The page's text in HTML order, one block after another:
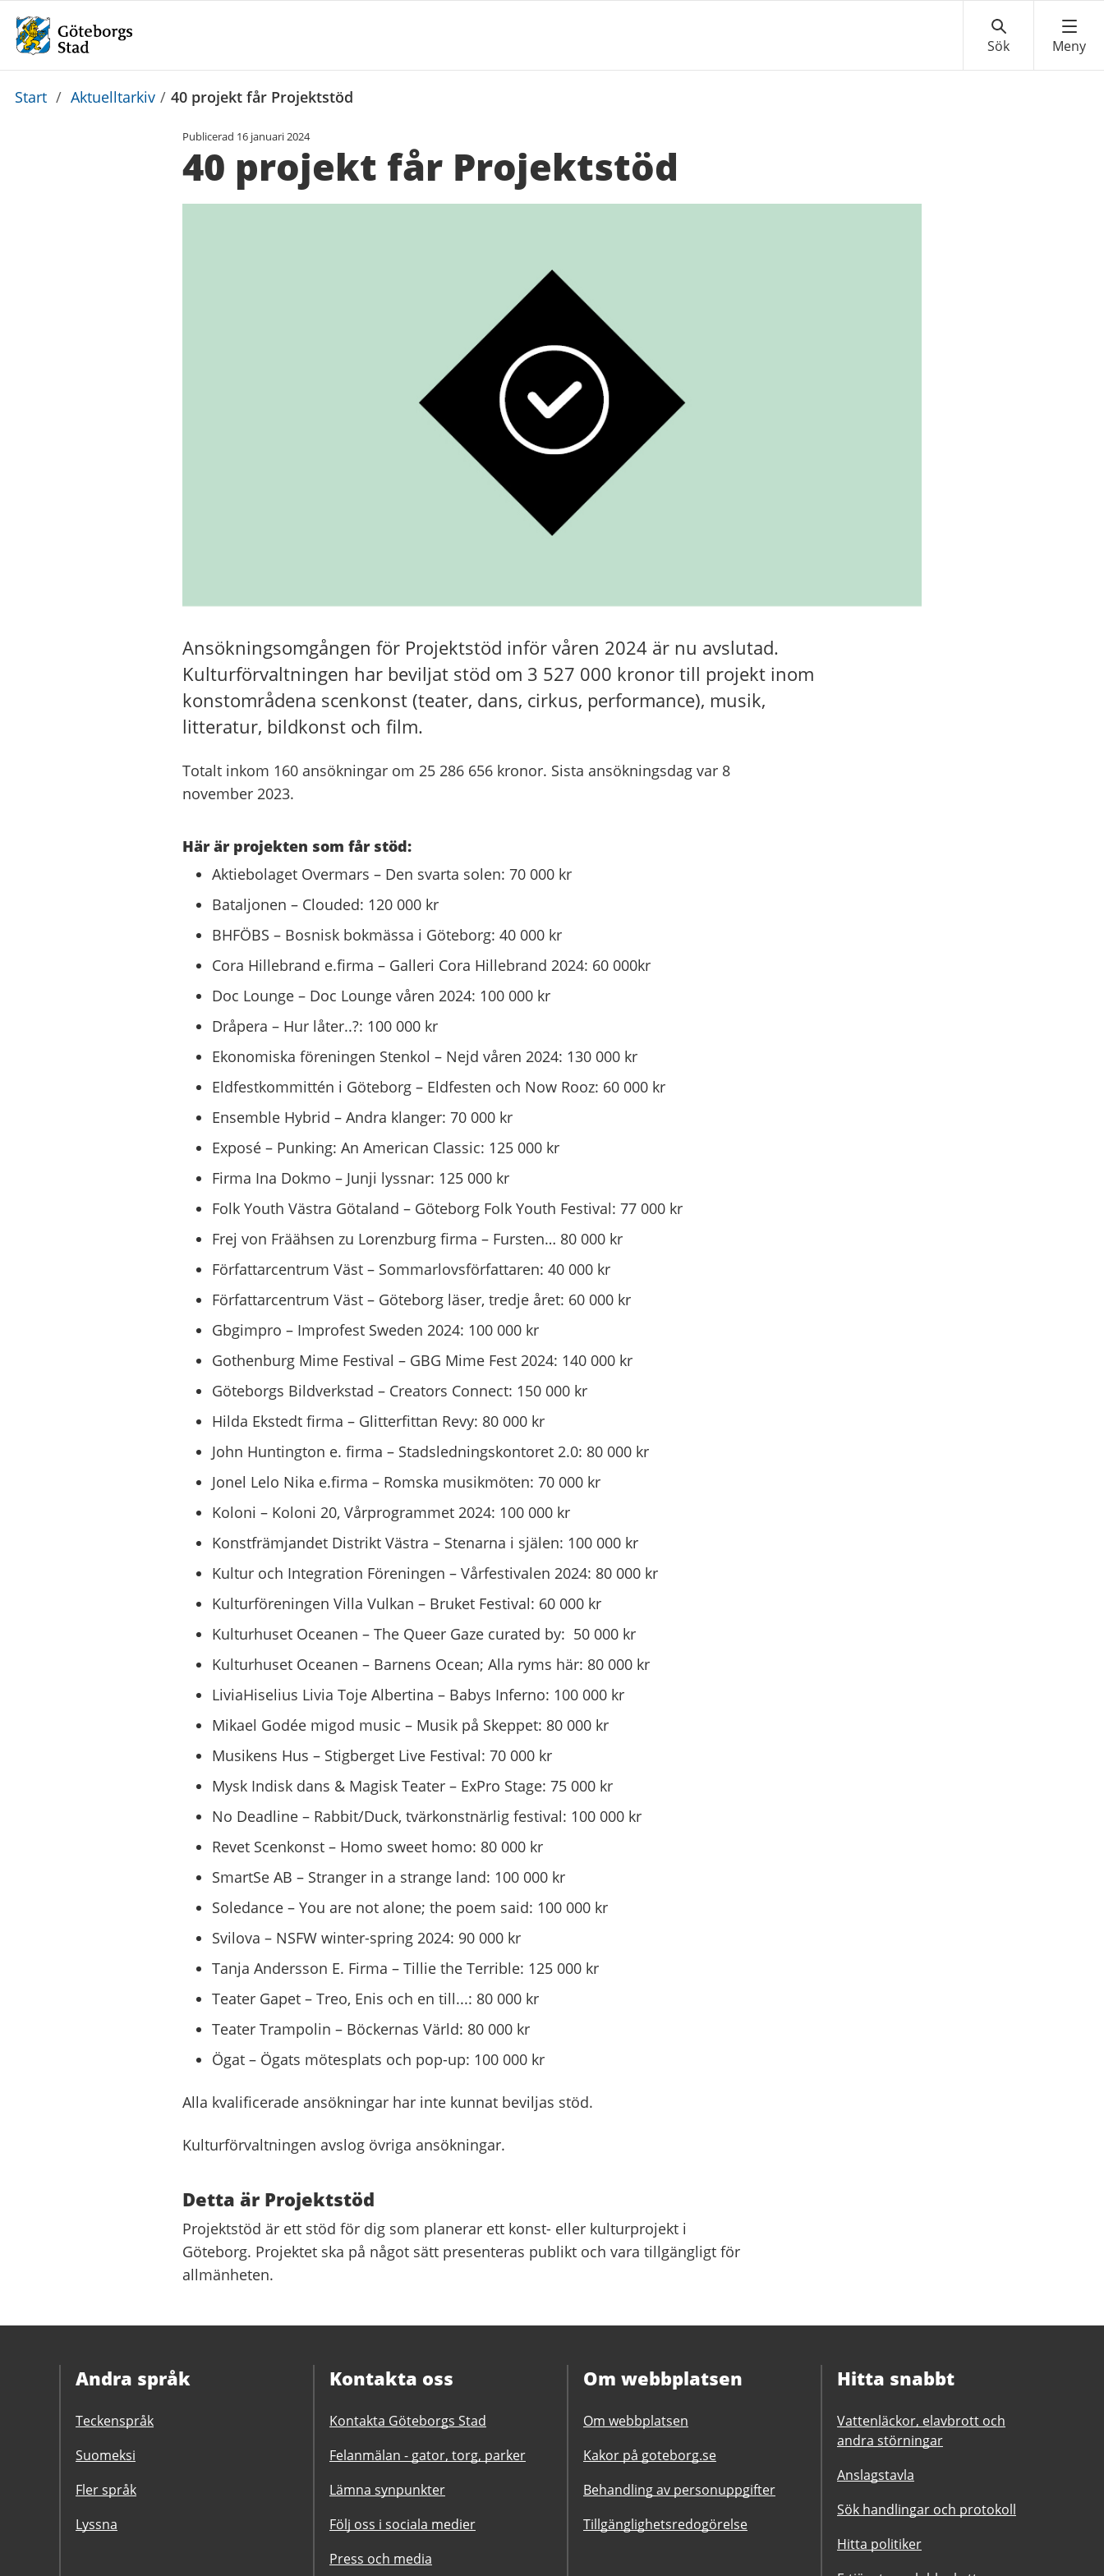
Du
Start / Aktuelltarkiv / 40 projekt får Projektstöd
Publicerad 16 januari 2024
40 projekt får Projektstöd
Ansökningsomgången för Projektstöd inför våren 2024 är nu avslutad.
Kulturförvaltningen har beviljat stöd om 3 527 000 kronor till projekt inom
konstområdena scenkonst (teater, dans, cirkus, performance), musik,
litteratur, bildkonst och film.
Totalt inkom 160 ansökningar om 25 286 656 kronor. Sista ansökningsdag var 8
november 2023.
Här är projekten som får stöd:
Aktiebolaget Overmars – Den svarta solen: 70 000 kr
Bataljonen – Clouded: 120 000 kr
BHFÖBS – Bosnisk bokmässa i Göteborg: 40 000 kr
Cora Hillebrand e.firma – Galleri Cora Hillebrand 2024: 60 000kr
Doc Lounge – Doc Lounge våren 2024: 100 000 kr
Dråpera – Hur låter..?: 100 000 kr
Ekonomiska föreningen Stenkol – Nejd våren 2024: 130 000 kr
Eldfestkommittén i Göteborg – Eldfesten och Now Rooz: 60 000 kr
Ensemble Hybrid – Andra klanger: 70 000 kr
Exposé – Punking: An American Classic: 125 000 kr
Firma Ina Dokmo – Junji lyssnar: 125 000 kr
Folk Youth Västra Götaland – Göteborg Folk Youth Festival: 77 000 kr
Frej von Fräähsen zu Lorenzburg firma – Fursten… 80 000 kr
Författarcentrum Väst – Sommarlovsförfattaren: 40 000 kr
Författarcentrum Väst – Göteborg läser, tredje året: 60 000 kr
Gbgimpro – Improfest Sweden 2024: 100 000 kr
Gothenburg Mime Festival – GBG Mime Fest 2024: 140 000 kr
Göteborgs Bildverkstad – Creators Connect: 150 000 kr
Hilda Ekstedt firma – Glitterfittan Revy: 80 000 kr
John Huntington e. firma – Stadsledningskontoret 2.0: 80 000 kr
Jonel Lelo Nika e.firma – Romska musikmöten: 70 000 kr
Koloni – Koloni 20, Vårprogrammet 2024: 100 000 kr
Konstfrämjandet Distrikt Västra – Stenarna i själen: 100 000 kr
Kultur och Integration Föreningen – Vårfestivalen 2024: 80 000 kr
Kulturföreningen Villa Vulkan – Bruket Festival: 60 000 kr
Kulturhuset Oceanen – The Queer Gaze curated by: 50 000 kr
Kulturhuset Oceanen – Barnens Ocean; Alla ryms här: 80 000 kr
LiviaHiselius Livia Toje Albertina – Babys Inferno: 100 000 kr
Mikael Godée migod music – Musik på Skeppet: 80 000 kr
Musikens Hus – Stigberget Live Festival: 70 000 kr
Mysk Indisk dans & Magisk Teater – ExPro Stage: 75 000 kr
No Deadline – Rabbit/Duck, tvärkonstnärlig festival: 100 000 kr
Revet Scenkonst – Homo sweet homo: 80 000 kr
SmartSe AB – Stranger in a strange land: 100 000 kr
Soledance – You are not alone; the poem said: 100 000 kr
Svilova – NSFW winter-spring 2024: 90 000 kr
Tanja Andersson E. Firma – Tillie the Terrible: 125 000 kr
Teater Gapet – Treo, Enis och en till...: 80 000 kr
Teater Trampolin – Böckernas Värld: 80 000 kr
Ögat – Ögats mötesplats och pop-up: 100 000 kr
Alla kvalificerade ansökningar har inte kunnat beviljas stöd.
Kulturförvaltningen avslog övriga ansökningar.
Detta är Projektstöd
Projektstöd är ett stöd för dig som planerar ett konst- eller kulturprojekt i
Göteborg. Projektet ska på något sätt presenteras publikt och vara tillgängligt för
allmänheten.
Andra språk
Teckenspråk
Suomeksi
Fler språk
Lyssna
Kontakta oss
Kontakta Göteborgs Stad
Felanmälan - gator, torg, parker
Lämna synpunkter
Följ oss i sociala medier
Press och media
Om webbplatsen
Om webbplatsen
Kakor på goteborg.se
Behandling av personuppgifter
Tillgänglighetsredogörelse
Hitta snabbt
Vattenläckor, elavbrott och
andra störningar
Anslagstavla
Sök handlingar och protokoll
Hitta politiker